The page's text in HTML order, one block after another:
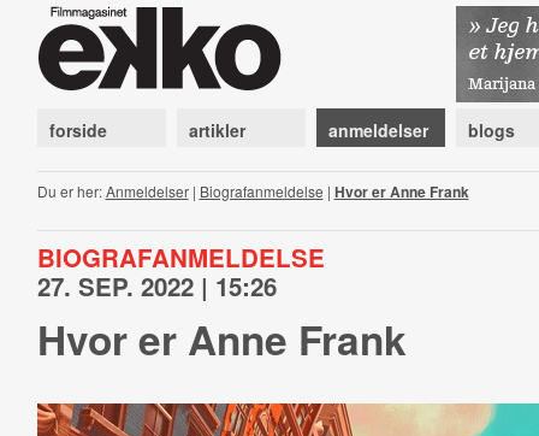
forside artikler anmeldelser blogs
Du er her:Anmeldelser| Biografanmeldelse | Hvor er Anne Frank
BIOGRAFANMELDELSE
27. SEP. 2022 | 15:26
Hvor er Anne Frank